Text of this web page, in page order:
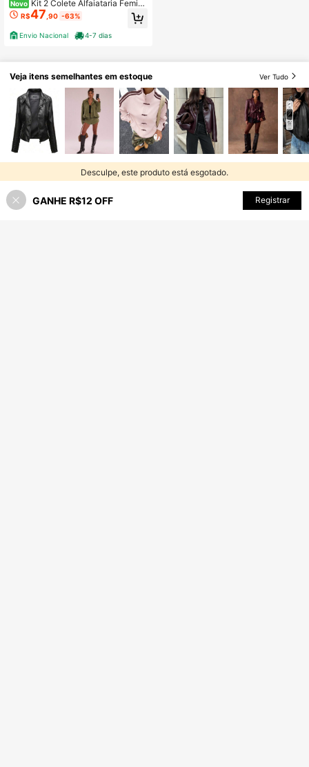
Novo Kit 2 Colete Alfaiataria Femini
no Decote em V com Botões Forrad
os Casual e Elegante Tendencia Ver
ão
R$47 ,90 -63%
Envio Nacional 4-7 dias
Desculpe, este produto está esgotado.
Veja itens semelhantes em estoque Ver Tudo
GANHE R$12 OFF Registrar